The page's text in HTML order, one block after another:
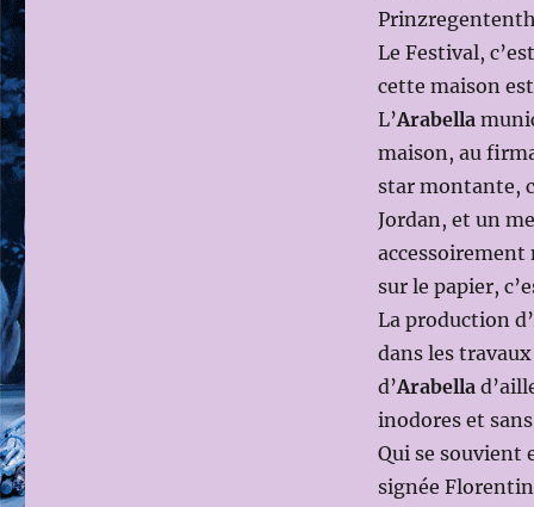
Le Festival,
cette maison
L’Arabella
maison, au
star montante,
Jordan, et un
accessoirement
sur le papier,
La production
dans les
d’Arabella
inodores et
Qui se souvient
signée